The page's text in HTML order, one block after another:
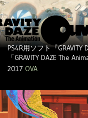
PS4R用ソフト『
「GRAVITY DAZE The
2017 OVA